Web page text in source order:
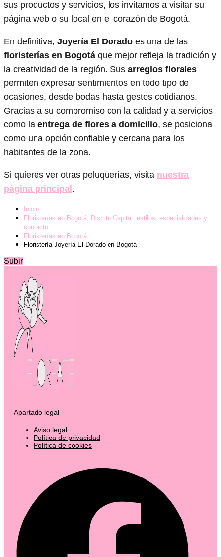
sus productos y servicios, los invitamos a visitar su
página web o su local en el corazón de Bogotá.
En definitiva, Joyería El Dorado es una de las
floristerías en Bogotá que mejor refleja la tradición y
la creatividad de la región. Sus arreglos florales
permiten expresar sentimientos en todo tipo de
ocasiones, desde bodas hasta gestos cotidianos.
Gracias a su compromiso con la calidad y a servicios
como la entrega de flores a domicilio, se posiciona
como una opción confiable y cercana para los
habitantes de la zona.
Si quieres ver otras peluquerías, visita nuestra
página principal.
Inicio
Floristerías en Bogotá, Distrito Capital: estilos, especialidades y
contacto
Floristerías en Bogotá
Floristería Joyería El Dorado en Bogotá
Subir
Apartado legal
Aviso legal
Política de privacidad
Política de cookies